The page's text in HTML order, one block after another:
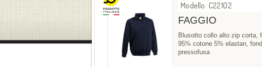
Modello: C22102
FAGGIO
Blusotto collo alto zip corta,
95% cotone 5% elastan,
pressofusa